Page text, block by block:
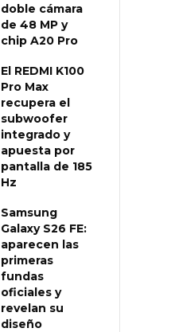
doble cámara
de 48 MP y
chip A20 Pro
El REDMI K100
Pro Max
recupera el
subwoofer
integrado y
apuesta por
pantalla de 185
Hz
Samsung
Galaxy S26 FE:
aparecen las
primeras
fundas
oficiales y
revelan su
diseño